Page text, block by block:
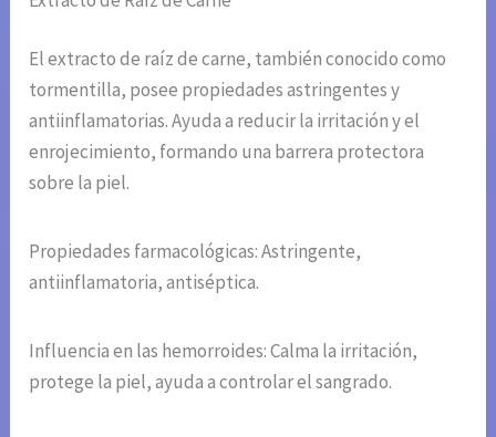
El extracto de raíz de carne, también conocido como
tormentilla, posee propiedades astringentes y
antiinflamatorias. Ayuda a reducir la irritación y el
enrojecimiento, formando una barrera protectora
sobre la piel.
Propiedades farmacológicas: Astringente,
antiinflamatoria, antiséptica.
Influencia en las hemorroides: Calma la irritación,
protege la piel, ayuda a controlar el sangrado.